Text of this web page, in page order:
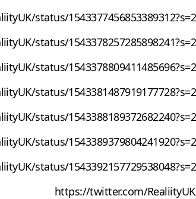
status/
status/
status/
status/
status/
status/
status/
https://twitter.com/